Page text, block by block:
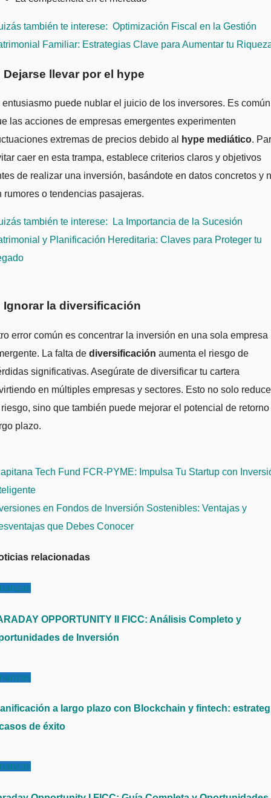
también te interese: Optimización Fiscal en la Gestión
Familiar: Estrategias Clave para Aumentar tu
Dejarse llevar por el hype
entusiasmo puede nublar el juicio de los inversores. Es común
las acciones de empresas emergentes experimenten
extremas de precios debido al
hype mediático.
caer en esta trampa, establece criterios claros y objetivos
de realizar una inversión, basándote en datos concretos y
rumores o tendencias pasajeras.
también te interese:
La Importancia de la Sucesión
y Planificación Hereditaria: Claves para Proteger tu
Ignorar la diversificación
error común es concentrar la inversión en una sola empresa
La falta de diversificación aumenta el riesgo de
significativas. Asegúrate de diversificar tu cartera
en múltiples empresas y sectores. Esto no solo reduce
sino que también puede mejorar el potencial de retorno
plazo.
Tech Fund FCR-PYME: Impulsa Tu Startup con
en Fondos de Inversión Sostenibles: Ventajas y
que Debes Conocer
relacionadas
OPPORTUNITY II FICC: Análisis Completo y
de Inversión
a largo plazo con Blockchain y fintech:
de éxito